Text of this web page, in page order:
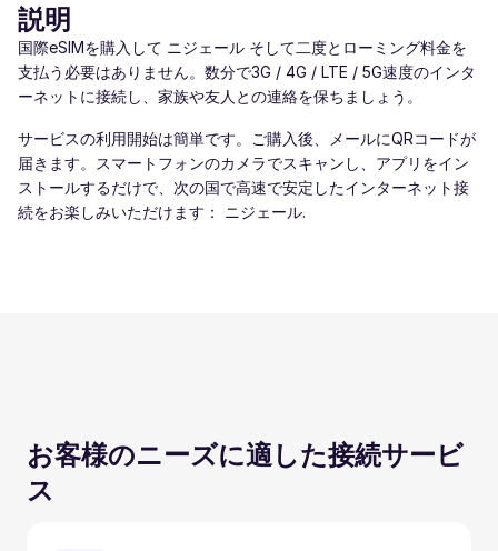
説明
国際eSIMを購入して ニジェール そして二度とローミング料金を
支払う必要はありません。数分で3G / 4G / LTE / 5G速度のインタ
ーネットに接続し、家族や友人との連絡を保ちましょう。
サービスの利用開始は簡単です。ご購入後、メールにQRコードが
届きます。スマートフォンのカメラでスキャンし、アプリをイン
ストールするだけで、次の国で高速で安定したインターネット接
続をお楽しみいただけます： ニジェール.
お客様のニーズに適した接続サービ
ス